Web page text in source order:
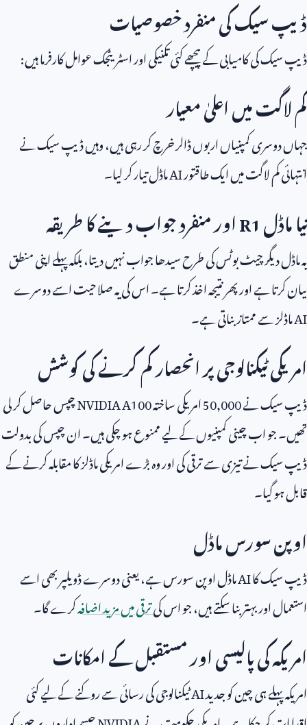
ڈیپ سیک کی منفرد خصوصیات
ڈیپ سیک کی کامیابی کے پیچھے کئی تکنیکی اور اسٹریٹجک عوامل کارفرما ہیں:
کم لاگت میں اعلیٰ معیار
جہاں دوسری کمپنیاں اربوں ڈالر خرچ کر رہی ہیں، وہیں ڈیپ سیک نے
انتہائی کم لاگت میں ایک طاقتورAIماڈل تیار کر لیا۔
نیا ماڈلR1اور منفرد جواب دینے کا طریقہ
یہ ماڈل دیگر چیٹ بوٹس کی طرح سیدھا جواب نہیں دیتا، بلکہ پہلے اپنی منطق
بیان کرتا ہے اور پھر نتیجہ اخذ کرتا ہے۔ اس کی یہ صلاحیت اسے دوسرے
AIماڈلز سے ممتاز بناتی ہے۔
امریکی ٹیکنالوجی پر انحصار کم کرنے کی کوشش
ڈیپ سیک نے50,000امریکی ساختہNVIDIA A100چپس حاصل کر لی
تھیں۔ جو اب چینی کمپنیوں کے لیے ممنوع ہو چکی ہیں۔ ان چپس کی بدولت
ڈیپ سیک نے تیزی سے ترقی کی اور وہ بڑے امریکی ماڈلز کا مقابلہ کرنے کے
قابل ہو گیا۔
اوپن سورس ماڈل
ڈیپ سیک کاAIماڈل اوپن سورس ہے، یعنی دوسرے ڈویلپر بھی اسے
استعمال اور بہتر بنا سکتے ہیں، جو اس کیترقی میں مزید اضافہکرے گا۔
امریکہ کی پالیسی اور مستقبل کے امکانات
امریکہ پہلے ہی چین کو جدیدAIٹیکنالوجی کی رسائی سے روکنے کے لیے کئی